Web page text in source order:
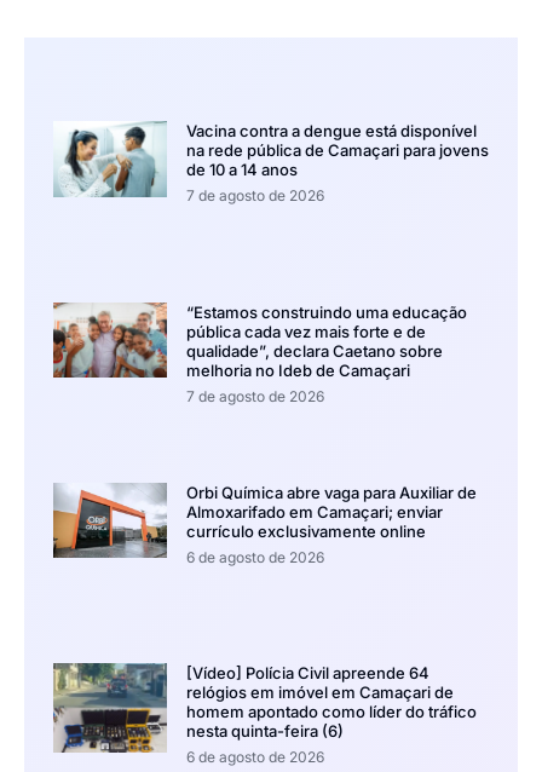
Vacina contra a dengue está disponível
na rede pública de Camaçari para jovens
de 10 a 14 anos
7 de agosto de 2026
“Estamos construindo uma educação
pública cada vez mais forte e de
qualidade”, declara Caetano sobre
melhoria no Ideb de Camaçari
7 de agosto de 2026
Orbi Química abre vaga para Auxiliar de
Almoxarifado em Camaçari; enviar
currículo exclusivamente online
6 de agosto de 2026
[Vídeo] Polícia Civil apreende 64
relógios em imóvel em Camaçari de
homem apontado como líder do tráfico
nesta quinta-feira (6)
6 de agosto de 2026